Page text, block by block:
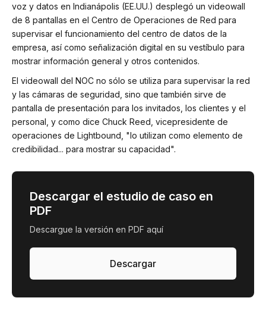
voz y datos en Indianápolis (EE.UU.) desplegó un videowall
de 8 pantallas en el Centro de Operaciones de Red para
supervisar el funcionamiento del centro de datos de la
empresa, así como señalización digital en su vestíbulo para
mostrar información general y otros contenidos.
El videowall del NOC no sólo se utiliza para supervisar la red
y las cámaras de seguridad, sino que también sirve de
pantalla de presentación para los invitados, los clientes y el
personal, y como dice Chuck Reed, vicepresidente de
operaciones de Lightbound, "lo utilizan como elemento de
credibilidad... para mostrar su capacidad".
Descargar el estudio de caso en
PDF
Descargue la versión en PDF aquí
Descargar